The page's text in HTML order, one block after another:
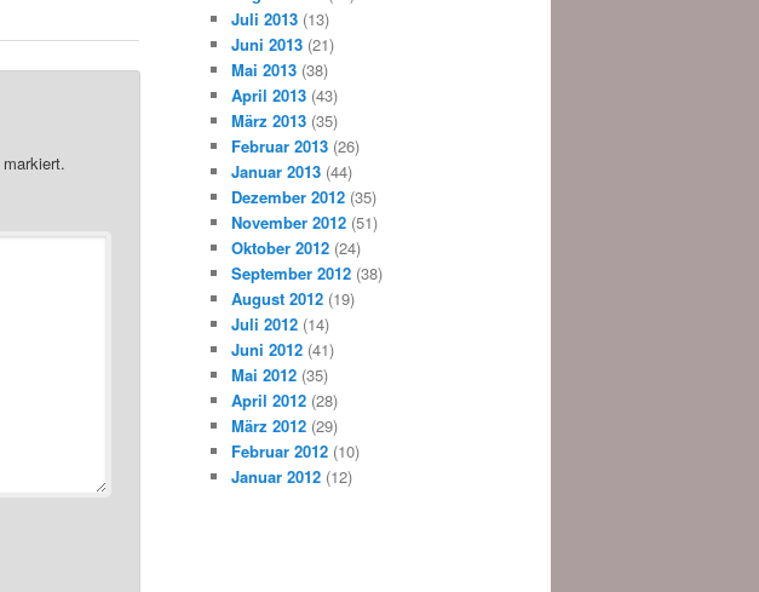
markiert.
Juli 2013 (13)
Juni 2013 (21)
Mai 2013 (38)
April 2013 (43)
März 2013 (35)
Februar 2013 (26)
Januar 2013 (44)
Dezember 2012 (35)
November 2012 (51)
Oktober 2012 (24)
September 2012 (38)
August 2012 (19)
Juli 2012 (14)
Juni 2012 (41)
Mai 2012 (35)
April 2012 (28)
März 2012 (29)
Februar 2012 (10)
Januar 2012 (12)